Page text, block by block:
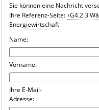
PRESSE
ÜBER UNS
INTRANET
Sie können eine Nachricht
Ihre Referenz-Seite: G4.2.3
Energiewirtschaft
Name:
Vorname:
Ihre E-Mail-
Adresse: